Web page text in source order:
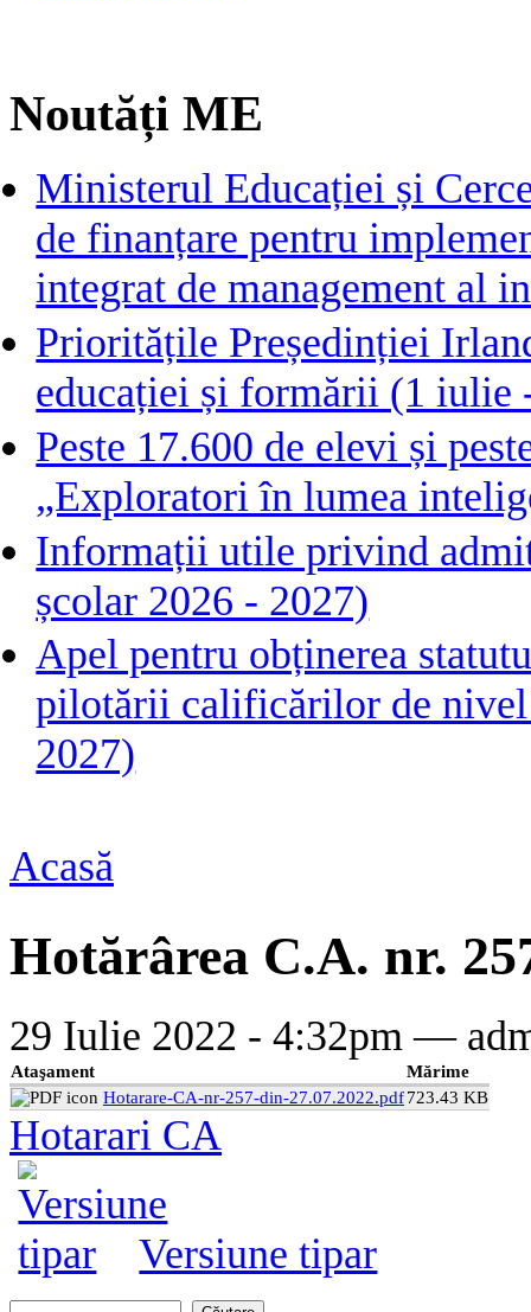
Noutăți ME
Ministerul Educației și
de finanțare pentru
integrat de management al
Prioritățile Președinției
educației și formării (1 iulie
Peste 17.600 de elevi și
„Exploratori în lumea
Informații utile privind
școlar 2026 - 2027)
Apel pentru obținerea
pilotării calificărilor de
2027)
Eşti aici
Acasă
Hotărârea C.A. nr.
29 Iulie 2022 - 4:32pm —
Ataşament
Mărime
Hotarare-CA-nr-257-din-27.07.2022.pdf723.43 KB
Hotarari CA
Versiune tipar